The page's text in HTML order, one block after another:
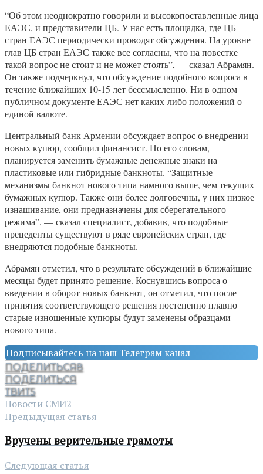
“Об этом неоднократно говорили и высокопоставленные лица
ЕАЭС, и представители ЦБ. У нас есть площадка, где ЦБ
стран ЕАЭС периодически проводят обсуждения. На уровне
глав ЦБ стран ЕАЭС также все согласны, что на повестке
такой вопрос не стоит и не может стоять”, — сказал Абрамян.
Он также подчеркнул, что обсуждение подобного вопроса в
течение ближайших 10-15 лет бессмысленно. Ни в одном
публичном документе ЕАЭС нет каких-либо положений о
единой валюте.
Центральный банк Армении обсуждает вопрос о внедрении
новых купюр, сообщил финансист. По его словам,
планируется заменить бумажные денежные знаки на
пластиковые или гибридные банкноты. “Защитные
механизмы банкнот нового типа намного выше, чем текущих
бумажных купюр. Также они более долговечны, у них низкое
изнашивание, они предназначены для сберегательного
режима”, — сказал специалист, добавив, что подобные
прецеденты существуют в ряде европейских стран, где
внедряются подобные банкноты.
Абрамян отметил, что в результате обсуждений в ближайшие
месяцы будет принято решение. Коснувшись вопроса о
введении в оборот новых банкнот, он отметил, что после
принятия соответствующего решения постепенно плавно
старые изношенные купюры будут заменены образцами
нового типа.
Подписывайтесь на наш Телеграм канал
ПОДЕЛИТЬСЯ8
ПОДЕЛИТЬСЯ
ТВИТ5
Новости СМИ2
Предыдущая статья
Вручены верительные грамоты
Следующая статья